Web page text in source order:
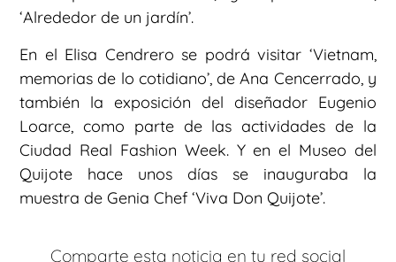
‘Alrededor de un jardín’.
En el Elisa Cendrero se podrá visitar ‘Vietnam,
memorias de lo cotidiano’, de Ana Cencerrado, y
también la exposición del diseñador Eugenio
Loarce, como parte de las actividades de la
Ciudad Real Fashion Week. Y en el Museo del
Quijote hace unos días se inauguraba la
muestra de Genia Chef ‘Viva Don Quijote’.
Comparte esta noticia en tu red social